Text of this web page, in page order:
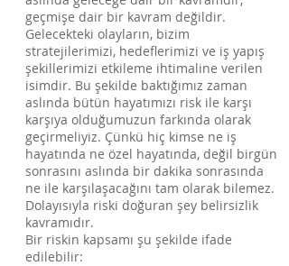
geçmişe dair bir kavram değildir.
Gelecekteki olayların, bizim
stratejilerimizi, hedeflerimizi ve iş yapış
şekillerimizi etkileme ihtimaline verilen
isimdir. Bu şekilde baktığımız zaman
aslında bütün hayatımızı risk ile karşı
karşıya olduğumuzun farkında olarak
geçirmeliyiz. Çünkü hiç kimse ne iş
hayatında ne özel hayatında, değil birgün
sonrasını aslında bir dakika sonrasında
ne ile karşılaşacağını tam olarak bilemez.
Dolayısıyla riski doğuran şey belirsizlik
kavramıdır.
Bir riskin kapsamı şu şekilde ifade
edilebilir: